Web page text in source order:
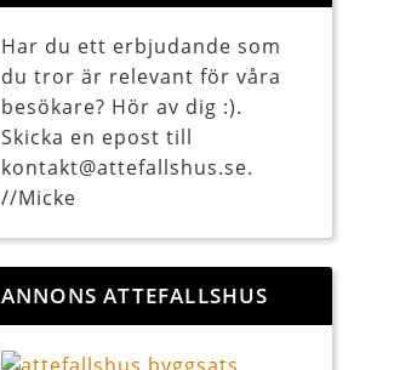
Har du ett erbjudande som
du tror är relevant för våra
besökare? Hör av dig :).
Skicka en epost till
kontakt@attefallshus.se.
//Micke
ANNONS ATTEFALLSHUS